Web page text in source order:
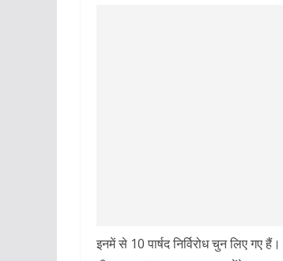
इनमें से 10 पार्षद निर्विरोध चुन लिए